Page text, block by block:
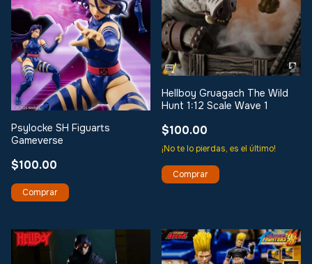
Psylocke SH Figuarts
Gameverse
$100.00
Hellboy Gruagach The Wild
Hunt 1:12 Scale Wave 1
$100.00
¡No te lo pierdas, es el último!